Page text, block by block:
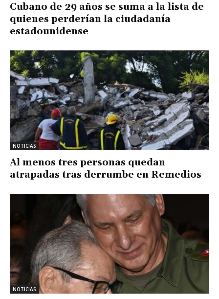
Cubano de 29 años se suma a la lista de
quienes perderían la ciudadanía
estadounidense
NOTICIAS
Al menos tres personas quedan
atrapadas tras derrumbe en Remedios
NOTICIAS